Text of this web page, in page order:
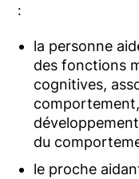
:
la personne
des fonctions
cognitives,
du
le proche